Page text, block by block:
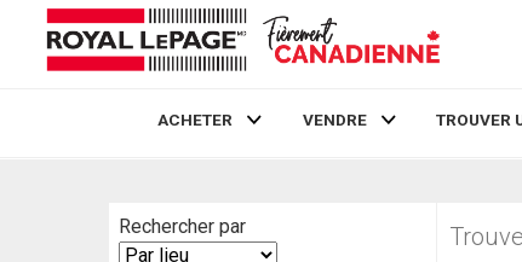
ACHETER VENDRE TROUVER
Rechercher par
Search
votre